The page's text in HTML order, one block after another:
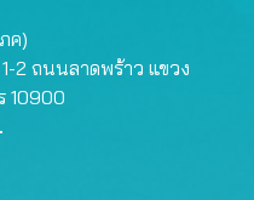
ค)
2 ถนนลาดพร้าว แขวง
10900